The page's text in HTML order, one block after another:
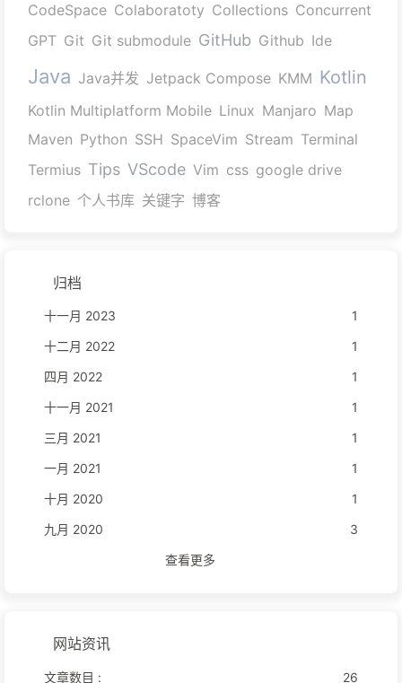
CodeSpace Colaboratoty Collections Concurrent
GPT Git Git submodule GitHub Github Ide
Java Java并发 Jetpack Compose KMM Kotlin
Kotlin Multiplatform Mobile Linux Manjaro Map
Maven Python SSH SpaceVim Stream Terminal
Termius Tips VScode Vim css google drive
rclone 个人书库 关键字 博客
归档
十一月 2023
1
十二月 2022
1
四月 2022
1
十一月 2021
1
三月 2021
1
一月 2021
1
十月 2020
1
九月 2020
3
查看更多
网站资讯
文章数目 : 26